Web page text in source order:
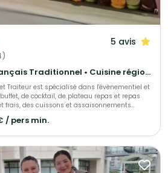
5 avis
Gastronomique • Français Traditionnel • Cuisine régionale
Traiteur est spécialisé dans l'évènementiel et
de cocktail, de plateau repas et repas
notre chef de cuisine expérimenté!
et souvent surprenantes, toujours
/ pers min.